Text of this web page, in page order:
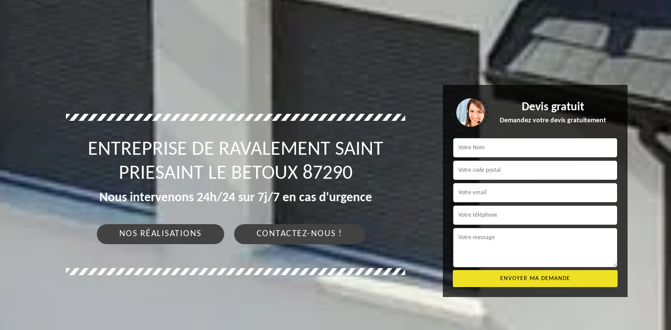
ENTREPRISE DE RAVALEMENT SAINT
PRIESAINT LE BETOUX 87290
Nous intervenons 24h/24 sur 7j/7 en cas d'urgence
NOS RÉALISATIONS CONTACTEZ-NOUS !
Devis gratuit
Demandez votre devis gratuitement